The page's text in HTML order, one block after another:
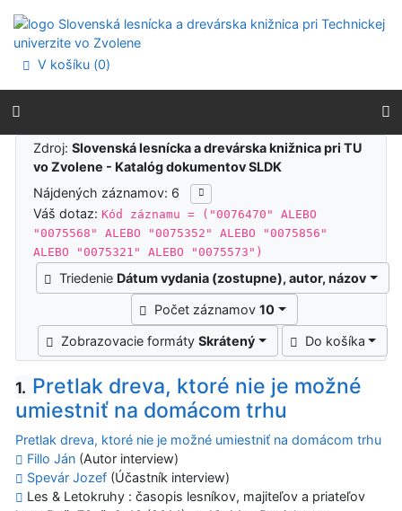
Prejsť na menu
Prehlásenie o webovej prístupnosti
V košíku (0)
Výsledky vyhľadávania
Zdroj:Slovenská lesnícka a drevárska knižnica pri TU
vo Zvolene - Katalóg dokumentov SLDK
Nájdených záznamov: 6
Váš dotaz:Kód záznamu = ("0076470" ALEBO
"0075568" ALEBO "0075352" ALEBO "0075856"
ALEBO "0075321" ALEBO "0075573")
Triedenie Dátum vydania (zostupne), autor, názov
Počet záznamov10
Zobrazovacie formátySkrátený Do košíka
1. Pretlak dreva, ktoré nie je možné
umiestniť na domácom trhu
Pretlak dreva, ktoré nie je možné umiestniť na domácom trhu
Fillo Ján (Autor interview)
Spevár Jozef (Účastník interview)
Les & Letokruhy : časopis lesníkov, majiteľov a priateľov